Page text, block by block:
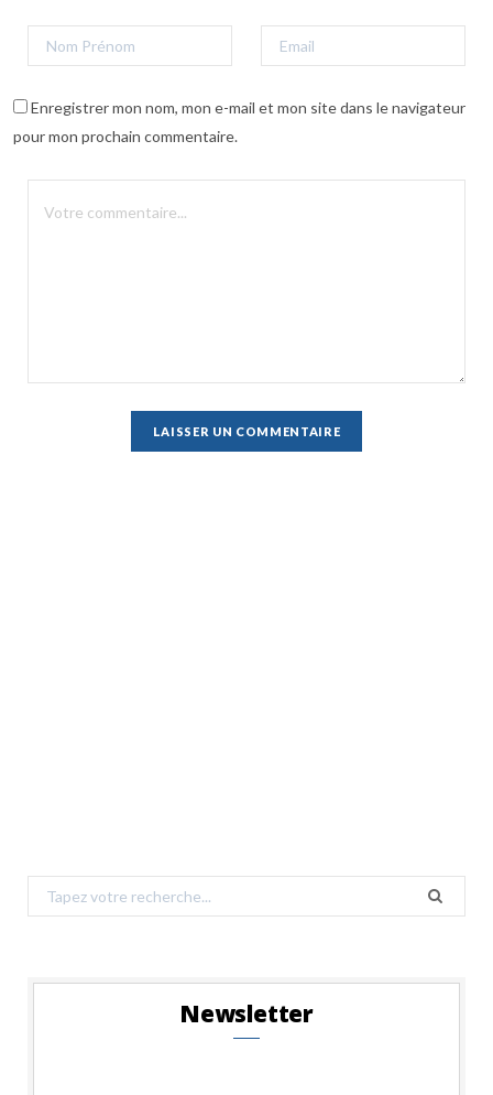
Enregistrer mon nom, mon e-mail et mon site dans le navigateur
pour mon prochain commentaire.
Search
for:
Newsletter